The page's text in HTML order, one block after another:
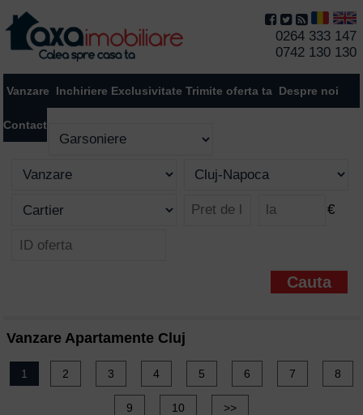
0264 333 147
0742 130 130
Vanzare Inchiriere Exclusivitate Trimite oferta ta Despre noi
Contact
€
Vanzare Apartamente Cluj
1 2 3 4 5 6 7 8
9 10 >>